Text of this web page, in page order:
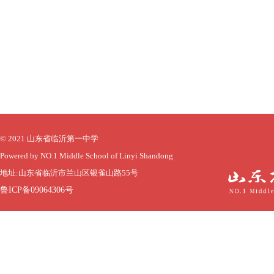
© 2021 山东省临沂第一中学
Powered by NO.1 Middle School of Linyi Shandong
地址:山东省临沂市兰山区银雀山路55号
鲁ICP备09064306号